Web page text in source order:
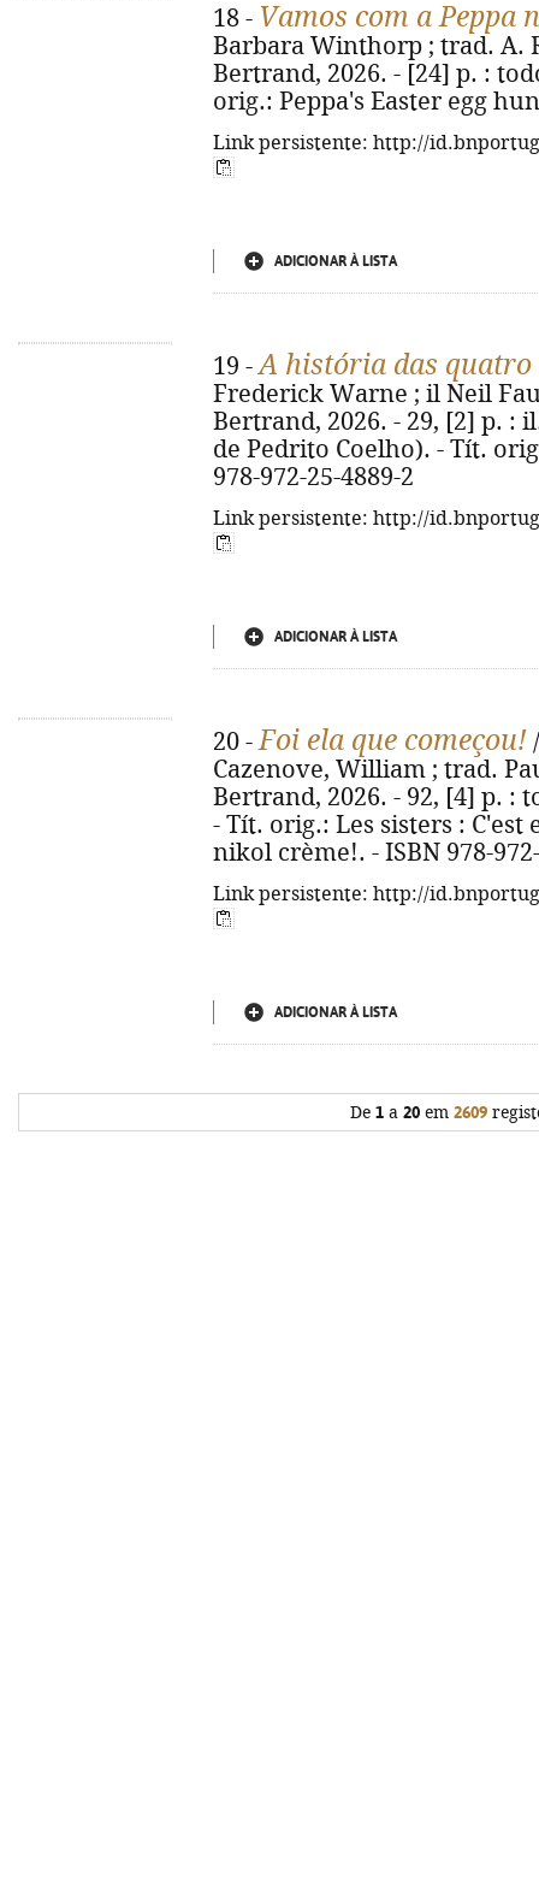
18 - Vamos com a Peppa
Barbara Winthorp ; trad. A.
Bertrand, 2026. - [24] p. :
orig.: Peppa's Easter egg
Link persistente: http://
ADICIONAR À LISTA
19 -A história das quatro
Frederick Warne ; il Neil
Bertrand, 2026. - 29, [2] p. :
de Pedrito Coelho). - Tít.
978-972-25-4889-2
Link persistente: http://
ADICIONAR À LISTA
20 -Foi ela que começou!
Cazenove, William ; trad.
Bertrand, 2026. - 92, [4] p. :
- Tít. orig.: Les sisters : C'est
nikol crème!. - ISBN 978-
Link persistente: http://
ADICIONAR À LISTA
De 1a 20em 2609